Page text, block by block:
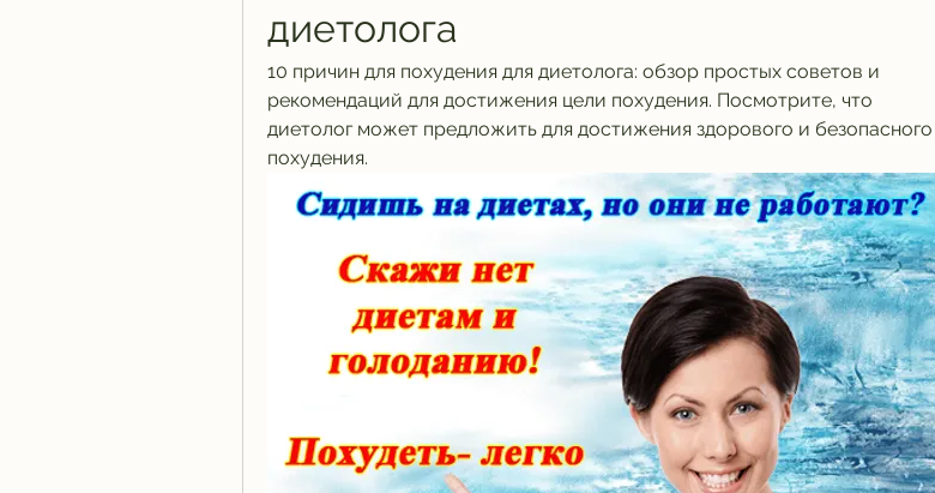
диетолога
10 причин для похудения для диетолога: обзор простых советов и
рекомендаций для достижения цели похудения. Посмотрите, что
диетолог может предложить для достижения здорового и безопасного
похудения.